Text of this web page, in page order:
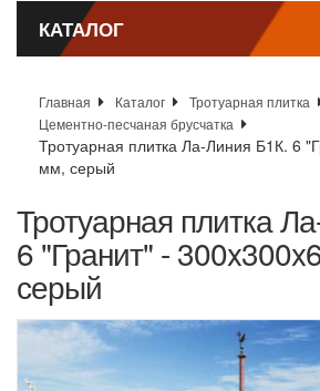
КАТАЛОГ
Главная Каталог
Тротуарная плитка
Цементно-песчаная брусчатка
Тротуарная плитка Ла-Линия Б1К. 6
мм, серый
Тротуарная плитка
6 "Гранит" -
серый